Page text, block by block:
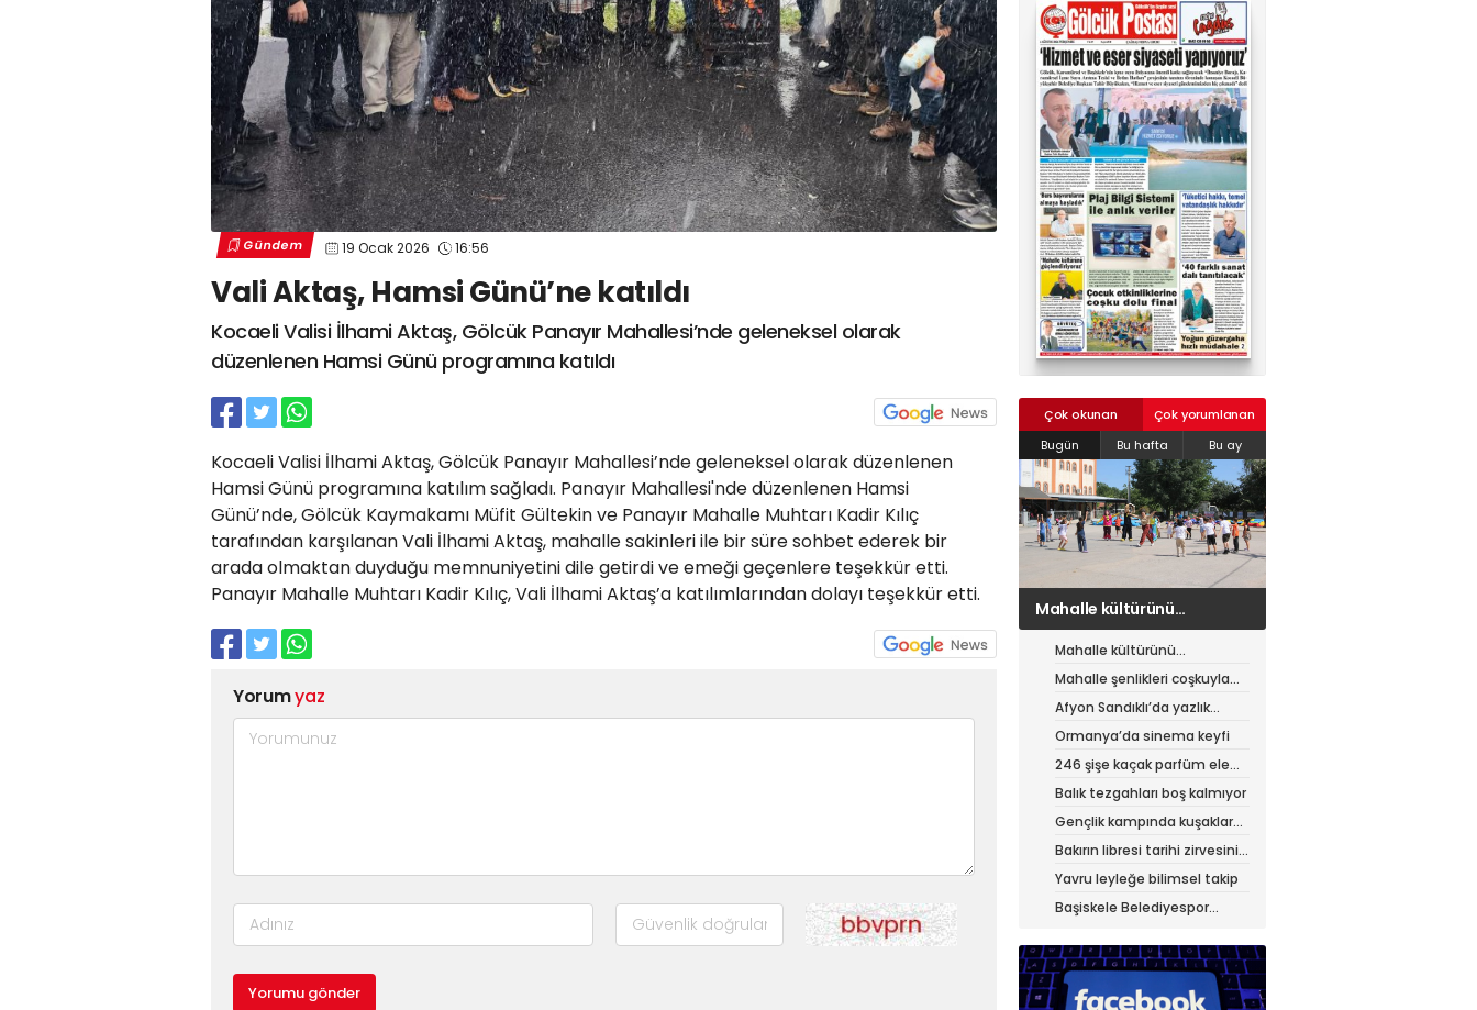
Gündem 19 Ocak 2026 16:56
Vali Aktaş, Hamsi Günü’ne katıldı
Kocaeli Valisi İlhami Aktaş, Gölcük Panayır Mahallesi’nde geleneksel olarak
düzenlenen Hamsi Günü programına katıldı
Kocaeli Valisi İlhami Aktaş, Gölcük Panayır Mahallesi’nde geleneksel olarak düzenlenen
Hamsi Günü programına katılım sağladı. Panayır Mahallesi'nde düzenlenen Hamsi
Günü’nde, Gölcük Kaymakamı Müfit Gültekin ve Panayır Mahalle Muhtarı Kadir Kılıç
tarafından karşılanan Vali İlhami Aktaş, mahalle sakinleri ile bir süre sohbet ederek bir
arada olmaktan duyduğu memnuniyetini dile getirdi ve emeği geçenlere teşekkür etti.
Panayır Mahalle Muhtarı Kadir Kılıç, Vali İlhami Aktaş’a katılımlarından dolayı teşekkür etti.
Yorumyaz
Yorumu gönder
Çok okunan
Çok yorumlanan
Bugün
Bu hafta Bu ay
Mahalle şenlikleri coşkuyla
sürüyor
Mahalle kültürünü
canlandıran şenlik
Mahalle şenlikleri coşkuyla
sürüyor
Afyon Sandıklı’da yazlık
patates hasadı
Ormanya’da sinema keyfi
246 şişe kaçak parfüm ele
geçirildi
Balık tezgahları boş kalmıyor
Gençlik kampında kuşaklar
buluştu
Bakırın libresi tarihi zirvesini
test ediyor
Yavru leyleğe bilimsel takip
Başiskele Belediyespor
02624132333
haber@golcukpostasi.com